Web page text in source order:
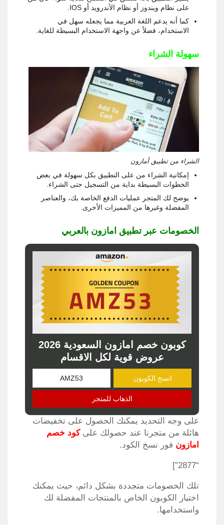
على نظام ويندوز أو نظام الأندرويد أو IOS.
كما أنه يدعم اللغة العربية مما يجعله سهل في
الاستخدام، فضلاً عن واجهة الاستخدام البسيطة للغاية.
سهولة الشراء
الشراء من تطبيق أمازون
إمكانية الشراء من على التطبيق بكل سهولة في بعض
الخطوات البسيطة بداية من التسجيل حتى الشراء.
يوضح لك المتجر عمليات الدفع الخاصة بك، والعناصر
المفضلة وغيرها من المميزات الأخرى.
الخصومات عبر تطبيق امازون بالعربي
كوبون خصم امازون السعودية 2026
عروض قوية لكل الاقسام
انسخ الكوبون
الذهاب للمتجر
على وجه التحديد يمكنك الحصول على تخفيضات
هائلة من متجرنا عند حصولك علىكود خصم
امازون فور نسخ الكود.
“2877”]
تلك الخصومات متجددة بشكل دائم، حيث يمكنك
اختيار الكوبون الخاص بالمنتجات المفضلة لك
واستخدامها.